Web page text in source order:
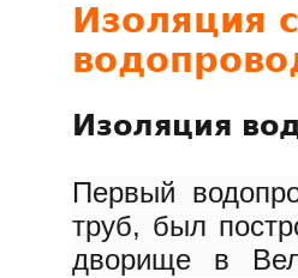
Изоляция
Изоляция
Первый
труб, был
дворище в